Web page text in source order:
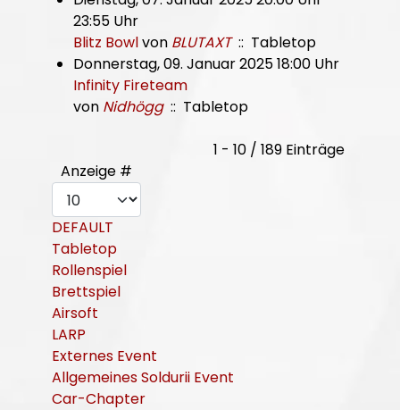
23:55 Uhr
Blitz Bowlvon BLUTAXT:: Tabletop
Donnerstag, 09. Januar 2025 18:00 Uhr
Infinity Fireteam
von Nidhögg:: Tabletop
Limite der Paginierungsliste1 - 10 / 189 Einträge
Anzeige #
DEFAULT
Tabletop
Rollenspiel
Brettspiel
Airsoft
LARP
Externes Event
Allgemeines Soldurii Event
Car-Chapter